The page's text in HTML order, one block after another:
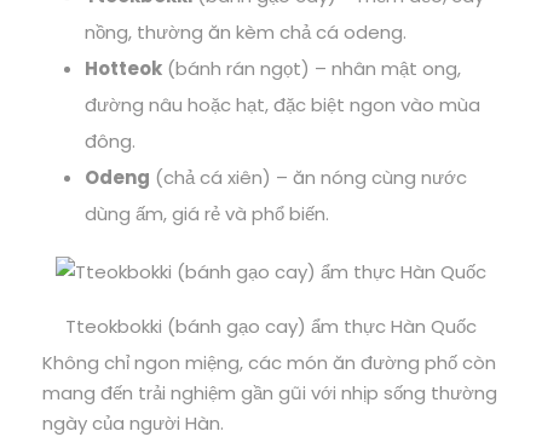
nồng, thường ăn kèm chả cá odeng.
Hotteok (bánh rán ngọt) – nhân mật ong,
đường nâu hoặc hạt, đặc biệt ngon vào mùa
đông.
Odeng (chả cá xiên) – ăn nóng cùng nước
dùng ấm, giá rẻ và phổ biến.
Tteokbokki (bánh gạo cay) ẩm thực Hàn Quốc
Không chỉ ngon miệng, các món ăn đường phố còn
mang đến trải nghiệm gần gũi với nhịp sống thường
ngày của người Hàn.